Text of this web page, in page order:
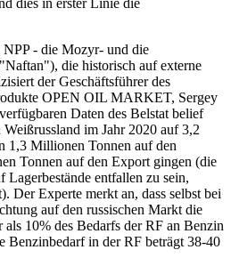
- die Mozyr- und die
die historisch auf externe
der Geschäftsführer des
OPEN OIL MARKET, Sergey
Daten des Belstat belief
im Jahr 2020 auf 3,2
1,3 Millionen Tonnen auf den
Tonnen auf den Export gingen (die
Lagerbestände entfallen zu sein,
Der Experte merkt an, dass selbst bei
auf den russischen Markt die
10% des Bedarfs der RF an Benzin
Benzinbedarf in der RF beträgt 38-40